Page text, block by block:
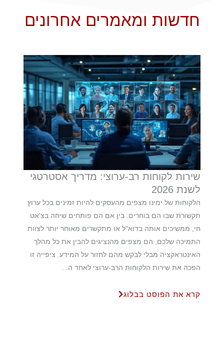
חדשות ומאמרים אחרונים
שירות לקוחות רב-ערוצי: מדריך אסטרטגי
לשנת 2026
הלקוחות של ימינו מצפים מהעסקים להיות זמינים בכל ערוץ
תקשורת שבו הם בוחרים. בין אם הם פותחים שיחה בצ'אט
חי, ממשיכים אותה בדוא"ל או מתקשרים מאוחר יותר לצוות
התמיכה שלכם, הם מצפים מהנציגים להבין את כל מהלך
האינטראקציה מבלי לבקש מהם לחזור על המידע. ציפייה זו
הפכה את שירות הלקוחות הרב-ערוצי לאחד ה...
קרא את הפוסט בבלוג